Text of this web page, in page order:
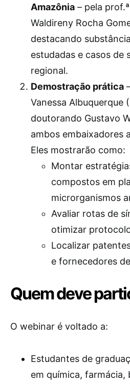
Amazônia – pela prof.ª
Waldireny Rocha
destacando
estudadas e casos de
regional.
Demostração prática
Vanessa Albuquerque
doutorando Gustavo
ambos embaixadores
Eles mostrarão como:
Montar
compostos em
microrganismos
Avaliar rotas de
otimizar
Localizar
e fornecedores
Quem deve
O webinar é voltado a:
Estudantes de
em química, farmácia,